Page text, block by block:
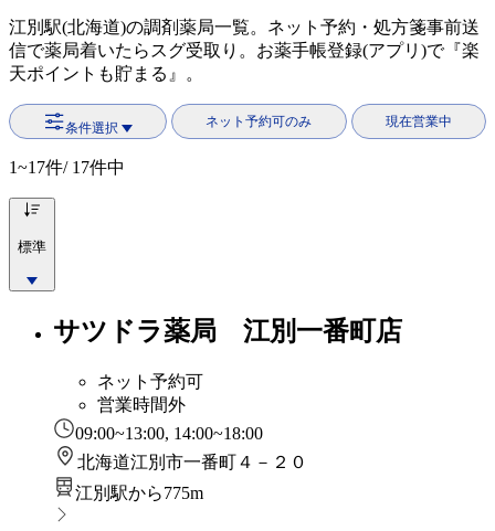
江別駅(北海道)の調剤薬局一覧。ネット予約・処方箋事前送
信で薬局着いたらスグ受取り。お薬手帳登録(アプリ)で『楽
天ポイントも貯まる』。
条件選択 ネット予約可のみ 現在営業中
1~17件/ 17件中
標準
サツドラ薬局 江別一番町店
ネット予約可
営業時間外
09:00~13:00, 14:00~18:00
北海道江別市一番町４－２０
江別駅から775m